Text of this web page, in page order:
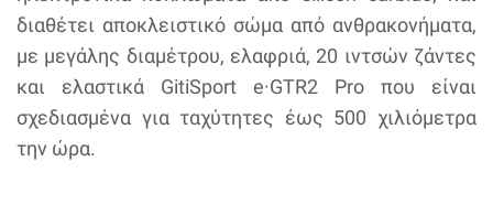
διαθέτει αποκλειστικό σώμα από ανθρακονήματα,
με μεγάλης διαμέτρου, ελαφριά, 20 ιντσών ζάντες
και ελαστικά GitiSport e·GTR2 Pro που είναι
σχεδιασμένα για ταχύτητες έως 500 χιλιόμετρα
την ώρα.